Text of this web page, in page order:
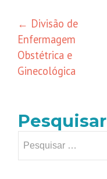
← Divisão de
Enfermagem
Obstétrica e
Ginecológica
Pesquisar